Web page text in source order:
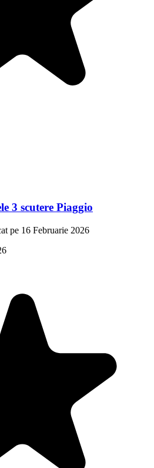
3 scutere Piaggio
pe 16 Februarie 2026